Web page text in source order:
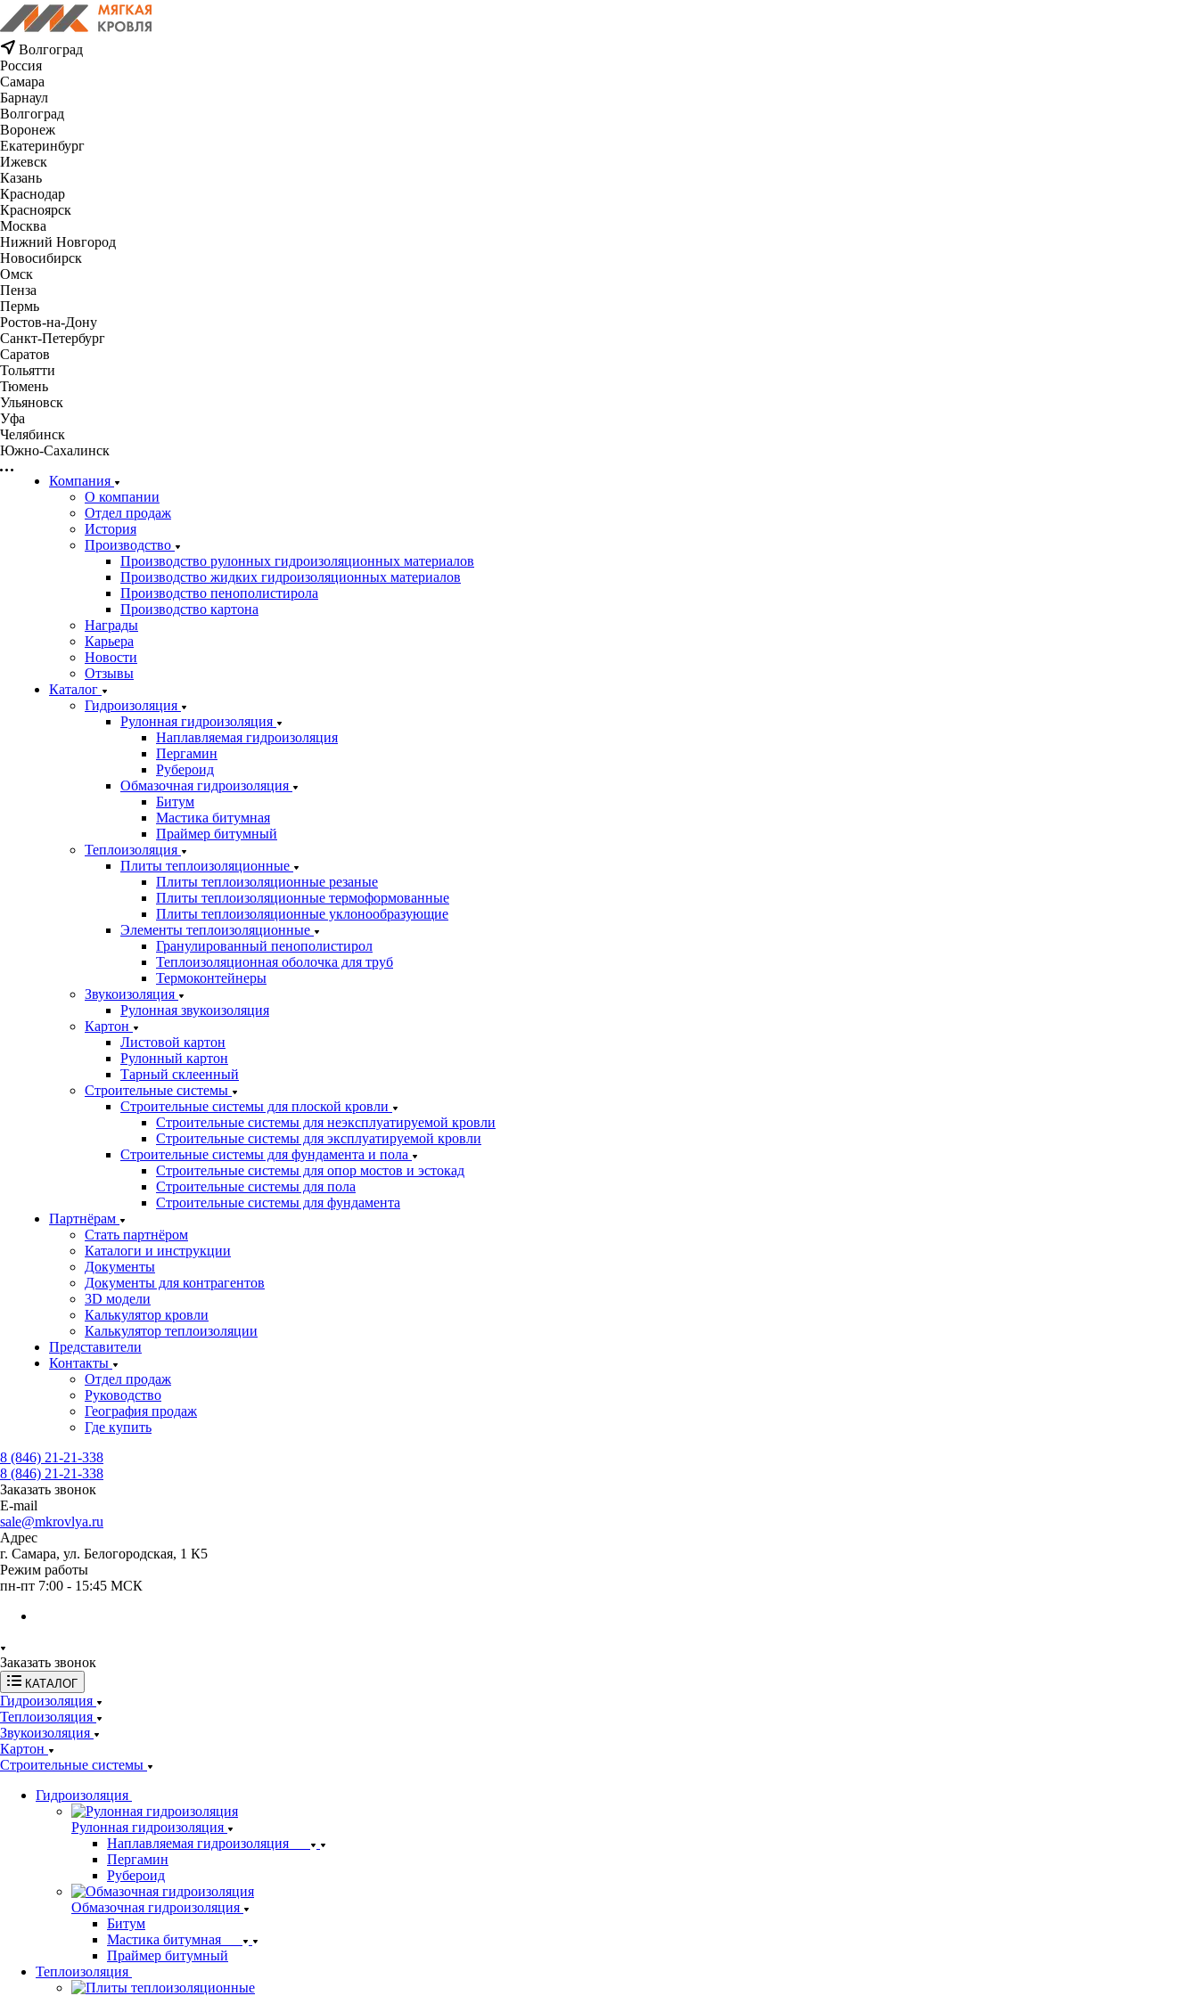
Волгоград
Россия
Самара
Барнаул
Волгоград
Воронеж
Екатеринбург
Ижевск
Казань
Краснодар
Красноярск
Москва
Нижний Новгород
Новосибирск
Омск
Пенза
Пермь
Ростов-на-Дону
Санкт-Петербург
Саратов
Тольятти
Тюмень
Ульяновск
Уфа
Челябинск
Южно-Сахалинск
Компания
О компании
Отдел продаж
История
Производство
Производство рулонных гидроизоляционных материалов
Производство жидких гидроизоляционных материалов
Производство пенополистирола
Производство картона
Награды
Карьера
Новости
Отзывы
Каталог
Гидроизоляция
Рулонная гидроизоляция
Наплавляемая гидроизоляция
Пергамин
Рубероид
Обмазочная гидроизоляция
Битум
Мастика битумная
Праймер битумный
Теплоизоляция
Плиты теплоизоляционные
Плиты теплоизоляционные резаные
Плиты теплоизоляционные термоформованные
Плиты теплоизоляционные уклонообразующие
Элементы теплоизоляционные
Гранулированный пенополистирол
Теплоизоляционная оболочка для труб
Термоконтейнеры
Звукоизоляция
Рулонная звукоизоляция
Картон
Листовой картон
Рулонный картон
Тарный склеенный
Строительные системы
Строительные системы для плоской кровли
Строительные системы для неэксплуатируемой кровли
Строительные системы для эксплуатируемой кровли
Строительные системы для фундамента и пола
Строительные системы для опор мостов и эстокад
Строительные системы для пола
Строительные системы для фундамента
Партнёрам
Стать партнёром
Каталоги и инструкции
Документы
Документы для контрагентов
3D модели
Калькулятор кровли
Калькулятор теплоизоляции
Представители
Контакты
Отдел продаж
Руководство
География продаж
Где купить
8 (846) 21-21-338
8 (846) 21-21-338
Заказать звонок
E-mail
sale@mkrovlya.ru
Адрес
г. Самара, ул. Белогородская, 1 К5
Режим работы
пн-пт 7:00 - 15:45 МСК
Заказать звонок
КАТАЛОГ
Гидроизоляция
Теплоизоляция
Звукоизоляция
Картон
Строительные системы
Гидроизоляция
Рулонная гидроизоляция
Наплавляемая гидроизоляция
Пергамин
Рубероид
Обмазочная гидроизоляция
Битум
Мастика битумная
Праймер битумный
Теплоизоляция